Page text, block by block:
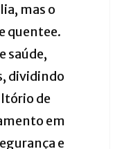
mas o
quentee.
saúde,
dividindo
de
em
e